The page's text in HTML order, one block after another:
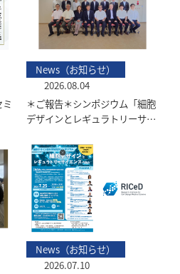
News（お知らせ）
2026.08.04
＊ご報告＊シンポジウム「細胞
デザインとレギュラトリーサイ
世代医療技術の品質と安全」を
開催しました
News（お知らせ）
2026.07.10